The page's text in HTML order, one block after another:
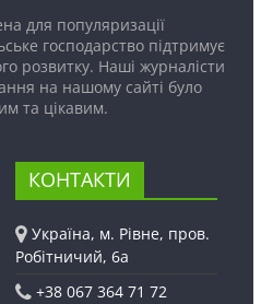
для популяризації
господарство підтримує
розвитку. Наші журналісти
на нашому сайті було
та цікавим.
КОНТАКТИ
Україна, м. Рівне, пров.
Робітничий, 6а
+38 067 364 71 72